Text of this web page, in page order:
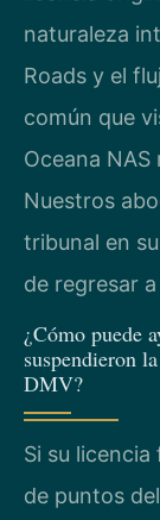
naturaleza
Roads y el
común que
Oceana
Nuestros
tribunal en
de regresar
¿Cómo puede
suspendieron
DMV?
Si su
de puntos